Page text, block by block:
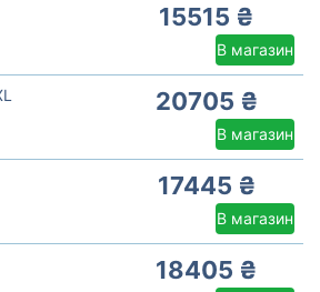
15515 ₴
В магазин
20705 ₴
В магазин
17445 ₴
В магазин
18405 ₴